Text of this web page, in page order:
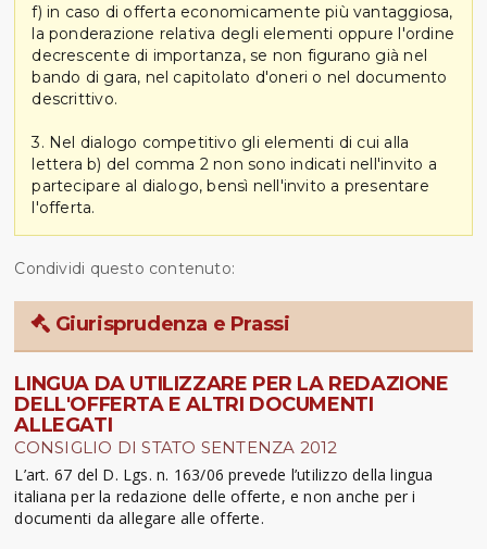
f) in caso di offerta economicamente più vantaggiosa,
la ponderazione relativa degli elementi oppure l'ordine
decrescente di importanza, se non figurano già nel
bando di gara, nel capitolato d'oneri o nel documento
descrittivo.
3. Nel dialogo competitivo gli elementi di cui alla
lettera b) del comma 2 non sono indicati nell'invito a
partecipare al dialogo, bensì nell'invito a presentare
l'offerta.
Condividi questo contenuto:
Giurisprudenza e Prassi
LINGUA DA UTILIZZARE PER LA REDAZIONE
DELL'OFFERTA E ALTRI DOCUMENTI
ALLEGATI
CONSIGLIO DI STATO SENTENZA 2012
L’art. 67 del D. Lgs. n. 163/06 prevede l’utilizzo della lingua
italiana per la redazione delle offerte, e non anche per i
documenti da allegare alle offerte.